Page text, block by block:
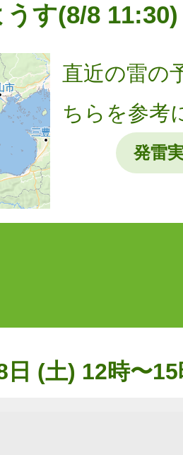
す(8/8 11:30)
直近の雷の
ちらを参考
発雷
日 (土) 12時〜